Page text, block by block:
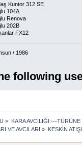
Kuntor 312 SE
104A
Renova
202B
FX12
/ 1986
following
» KARA AVCILIĞI:---
VE AVCILARI » KESKİN